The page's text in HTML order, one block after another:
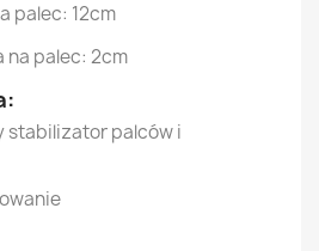
palec: 12cm
na palec: 2cm
stabilizator palców i